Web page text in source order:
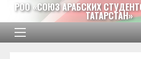
Перейти
содержимому
РОО «СОЮЗ АРАБСКИХ
ТАТАРСТАН»
Основное